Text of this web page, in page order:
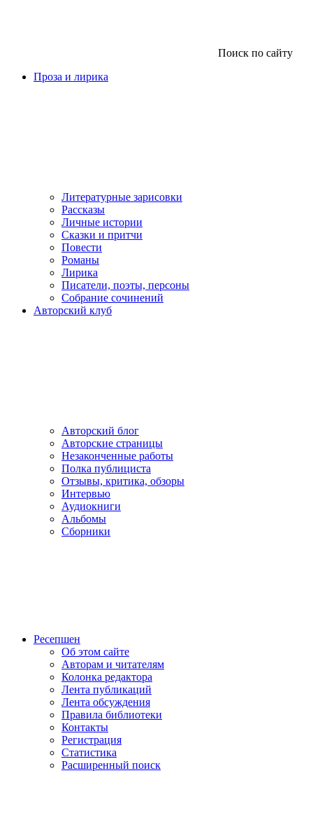
Поиск по сайту
Проза и лирика
Литературные зарисовки
Рассказы
Личные истории
Сказки и притчи
Повести
Романы
Лирика
Писатели, поэты, персоны
Собрание сочинений
Авторский клуб
Авторский блог
Авторские страницы
Незаконченные работы
Полка публициста
Отзывы, критика, обзоры
Интервью
Аудиокниги
Альбомы
Сборники
Ресепшен
Об этом сайте
Авторам и читателям
Колонка редактора
Лента публикаций
Лента обсуждения
Правила библиотеки
Контакты
Регистрация
Статистика
Расширенный поиск